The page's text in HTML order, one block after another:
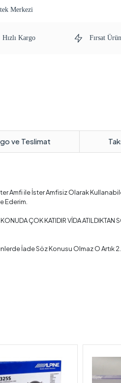
Merkezi
Hızlı Kargo Fırsat
ve Teslimat
Amfi ile İster Amfisiz Olarak
Ederim.
ÇOK KATIDIR VİDA
İade Söz Konusu Olmaz O